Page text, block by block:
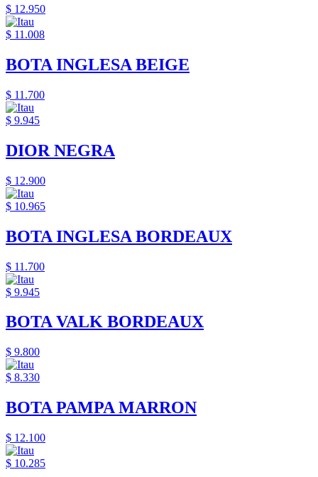
$ 12.950
$ 11.008
BOTA INGLESA BEIGE
$ 11.700
$ 9.945
DIOR NEGRA
$ 12.900
$ 10.965
BOTA INGLESA BORDEAUX
$ 11.700
$ 9.945
BOTA VALK BORDEAUX
$ 9.800
$ 8.330
BOTA PAMPA MARRON
$ 12.100
$ 10.285